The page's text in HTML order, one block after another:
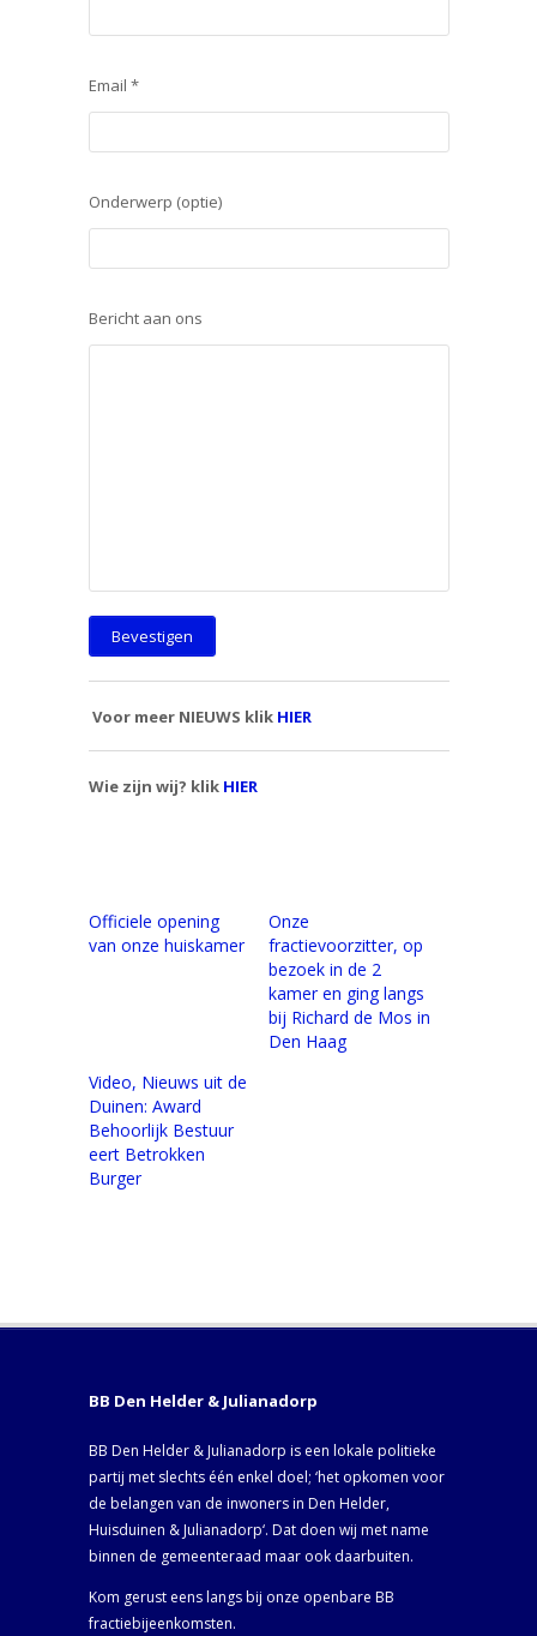
Email *
Onderwerp (optie)
Bericht aan ons
Voor meer NIEUWS klik HIER
Wie zijn wij? klik HIER
Officiele opening
van onze huiskamer
Onze
fractievoorzitter, op
bezoek in de 2
kamer en ging langs
bij Richard de Mos in
Den Haag
Video, Nieuws uit de
Duinen: Award
Behoorlijk Bestuur
eert Betrokken
Burger
BB Den Helder & Julianadorp
BB Den Helder & Julianadorp is een lokale politieke
partij met slechts één enkel doel; ‘het opkomen voor
de belangen van de inwoners in Den Helder,
Huisduinen & Julianadorp‘. Dat doen wij met name
binnen de gemeenteraad maar ook daarbuiten.
Kom gerust eens langs bij onze openbare BB
fractiebijeenkomsten.